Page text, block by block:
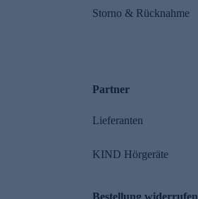
Storno & Rücknahme
Partner
Lieferanten
KIND Hörgeräte
Bestellung widerrufen